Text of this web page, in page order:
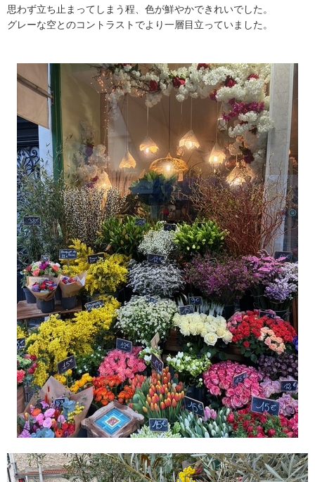
思わず立ち止まってしまう程、色が鮮やかできれいでした。
グレーな空とのコントラストでより一層目立っていました。